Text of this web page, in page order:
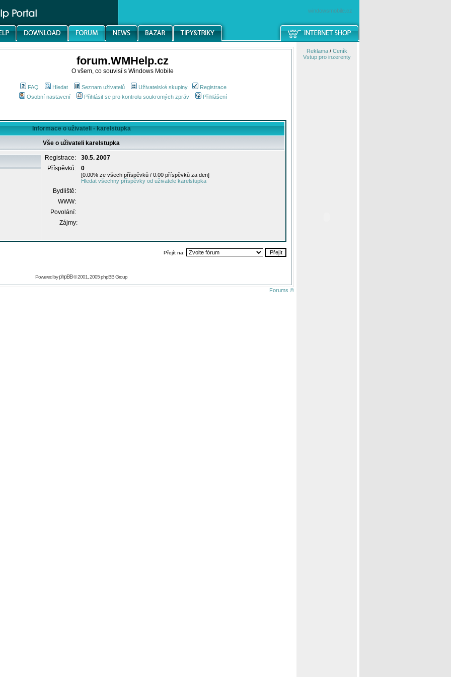
windowsmobile.cz
forum.WMHelp.cz
O všem, co souvisí s Windows Mobile
FAQ Hledat Seznam uživatelů Uživatelské skupiny
Registrace
Osobní nastavení
Přihlásit se pro kontrolu soukromých zpráv Přihlášení
Informace o uživateli - karelstupka
Vše o uživateli karelstupka
Registrace:
30.5. 2007
Příspěvků:
0
[0.00% ze všech příspěvků / 0.00 příspěvků za den]
Hledat všechny příspěvky od uživatele karelstupka
Bydliště:
WWW:
Povolání:
Zájmy:
Přejít na:
Powered byphpBB© 2001, 2005 phpBB Group
Forums ©
Reklama/ Ceník
Vstup pro inzerenty